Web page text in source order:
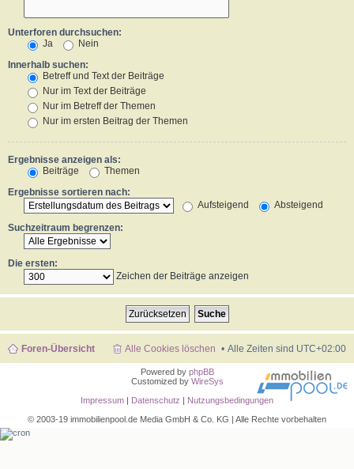
Unterforen durchsuchen:
Ja
Nein
Innerhalb suchen:
Betreff und Text der Beiträge
Nur im Text der Beiträge
Nur im Betreff der Themen
Nur im ersten Beitrag der Themen
Ergebnisse anzeigen als:
Beiträge
Themen
Ergebnisse sortieren nach:
Aufsteigend
Absteigend
Suchzeitraum begrenzen:
Die ersten:
Zeichen der Beiträge anzeigen
Foren-Übersicht Alle Zeiten sind UTC+02:00
Alle Cookies löschen
Powered by phpBB
Customized by WireSys
Impressum | Datenschutz | Nutzungsbedingungen
© 2003-19 immobilienpool.de Media GmbH & Co. KG | Alle Rechte vorbehalten